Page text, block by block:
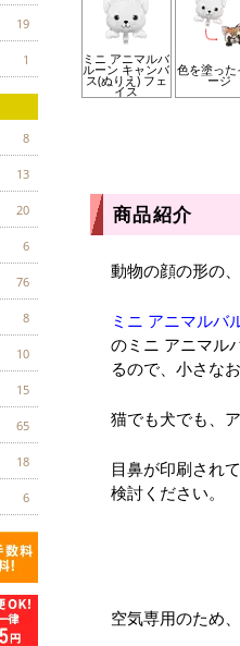
19
1
8
13
20
6
76
8
10
15
65
18
6
ミニ アニマルバ
ルーン キャンバ
ス(ぬりえ) フェ
イス
色を塗った
ージ
商品紹介
動物の顔の形の
ミニ アニマルバ
のミニ アニマル
るので、小さな
猫でも犬でも、
目鼻が印刷され
検討ください。
空気専用のため